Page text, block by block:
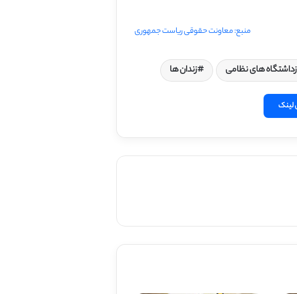
منبع: معاونت حقوقی ریاست جمهوری
های نظامی زندان ها
لینک